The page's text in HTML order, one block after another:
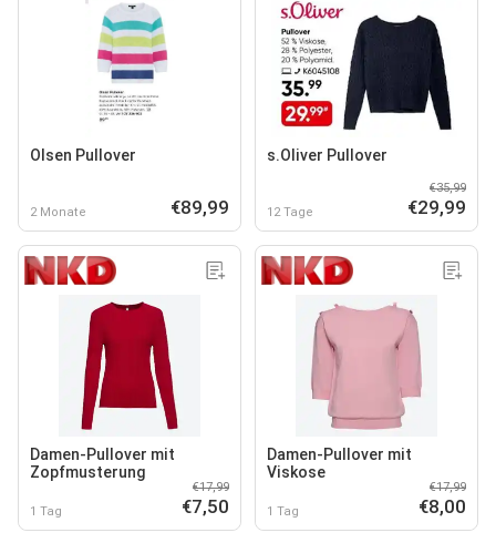
Olsen Pullover
2 Monate €89,99
s.Oliver Pullover
12 Tage
€35,99
€29,99
Damen-Pullover mit
Zopfmusterung
1 Tag
€17,99
€7,50
Damen-Pullover mit
Viskose
1 Tag
€17,99
€8,00